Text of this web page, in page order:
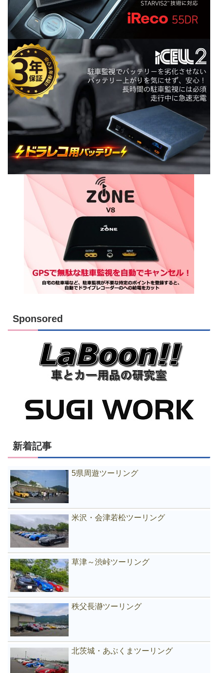
Sponsored
新着記事
5県周遊ツーリング
米沢・会津若松ツーリング
草津～渋峠ツーリング
秩父長瀞ツーリング
北茨城・あぶくまツーリング